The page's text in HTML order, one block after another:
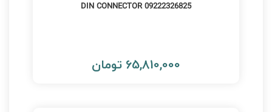
DIN CONNECTOR 09222326825
65,810,000 تومان